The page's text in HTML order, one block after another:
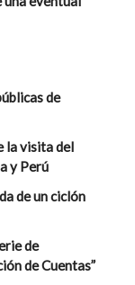
de
la visita del
y Perú
de un ciclón
de
de Cuentas”